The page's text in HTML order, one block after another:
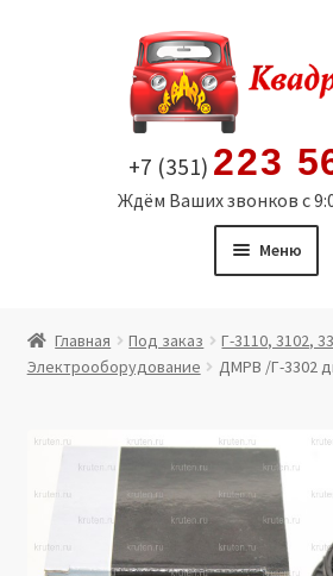
содержимому
+7 (351) 223
Ждём Ваших звонков с
Меню
Витрина
Мой аккаунт
Политика в отношении обработки
данных
Главная Под заказ
Г-3110, 3102,
Электрооборудование
ДМРВ /Г-3302